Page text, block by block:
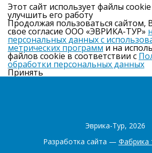
Этот сайт использует файлы
улучшить его работу
Продолжая пользоваться сайтом,
свое согласие ООО «ЭВРИКА-ТУР»
персональных данных с
метрических программ и на
файлов cookie в соответствии с
обработки персональных данных
Принять
Эврика-Тур, 2026
Разработка сайта — Фабрика